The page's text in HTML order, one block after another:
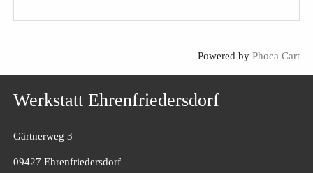
Powered byPhoca Cart
Werkstatt Ehrenfriedersdorf
Gärtnerweg 3
09427 Ehrenfriedersdorf